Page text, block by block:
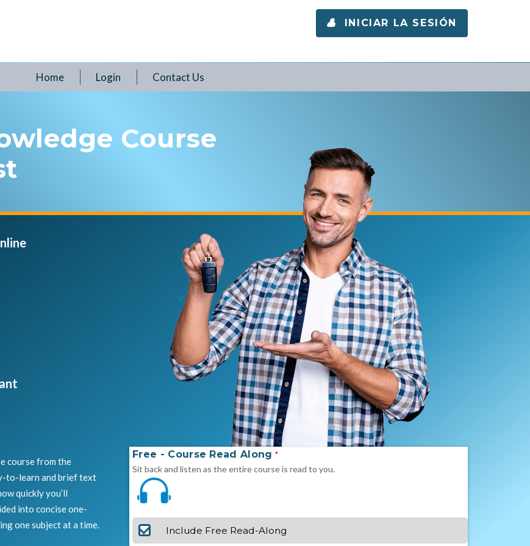
INICIAR LA SESIÓN
Home Login Contact Us
Course
course from the
to-learn and brief text
quickly you’ll
into concise one-
one subject at a time.
Free - Course Read Along *
Sit back and listen as the entire course is read to you.
Include Free Read-Along